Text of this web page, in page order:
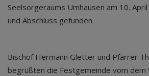
Seelsorgeraums Umhausen am 10.
und Abschluss gefunden.
Bischof Hermann Gletter und Pfarrer
begrüßten die Festgemeinde vom dem